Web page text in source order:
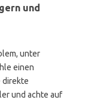
und
unter
einen
direkte
und achte auf